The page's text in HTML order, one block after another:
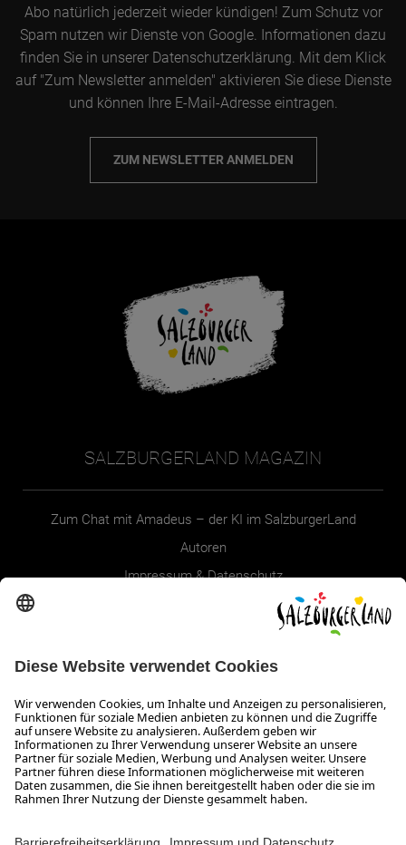
Abo natürlich jederzeit wieder kündigen! Zum Schutz vor
Spam nutzen wir Dienste von Google. Informationen dazu
finden Sie in unserer Datenschutzerklärung. Mit dem Klick
auf "Zum Newsletter anmelden" aktivieren Sie diese Dienste
und können Ihre E-Mail-Adresse eintragen.
ZUM NEWSLETTER ANMELDEN
SALZBURGERLAND MAGAZIN
Zum Chat mit Amadeus – der KI im SalzburgerLand
Autoren
Impressum & Datenschutz
Erklärung zur Barrierefreiheit Magazin
SALZBURGERLAND
Infos zum Urlaub im SalzburgerLand
Veranstaltungen im SalzburgerLand
Aktuelle Urlaubsangebote